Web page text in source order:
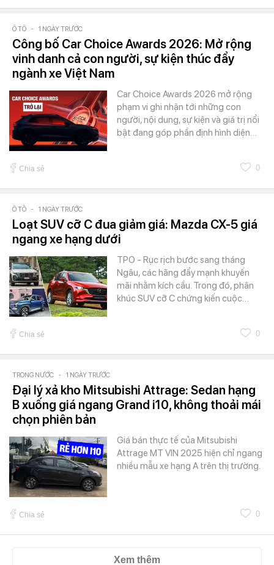
Ô TÔ - 1 NGÀY TRƯỚC
Công bố Car Choice Awards 2026: Mở rộng
vinh danh cả con người, sự kiện thúc đẩy
ngành xe Việt Nam
Car Choice Awards 2026 mở rộng
phạm vi ghi nhận tới những con
người, nội dung, sự kiện và giá trị nổi
bật đang góp phần định hình diện…
Chia sẻ 0
Ô TÔ - 1 NGÀY TRƯỚC
Loạt SUV cỡ C đua giảm giá: Mazda CX-5 giá
ngang xe hạng dưới
TPO - Rục rịch bước sang tháng
Ngâu, các hãng đẩy mạnh khuyến
mãi nhằm kích cầu. Trong đó, phân
khúc SUV cỡ C chứng kiến cuộc…
Chia sẻ 0
TRONG NƯỚC - 1 NGÀY TRƯỚC
Đại lý xả kho Mitsubishi Attrage: Sedan hạng
B xuống giá ngang Grand i10, không thoải mái
chọn phiên bản
Giá bán thực tế của Mitsubishi
Attrage MT VIN 2025 hiện chỉ ngang
nhiều mẫu xe hạng A trên thị trường.
Chia sẻ 0
Xem thêm